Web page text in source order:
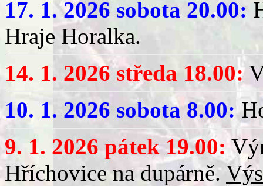
17. 1. 2026 sobota 20.00:
Hraje Horalka.
14. 1. 2026 středa 18.00:
10. 1. 2026 sobota 8.00:
9. 1. 2026 pátek 19.00:
Hříchovice na dupárně.